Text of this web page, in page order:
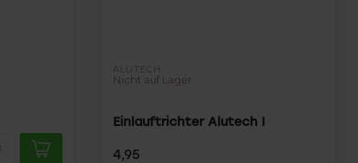
ALUTECH
Nicht auf Lager
Einlauftrichter Alutech I
4,95